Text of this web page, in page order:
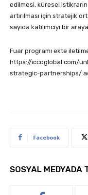
edilmesi, küresel
artırılması için stratejik
sayıda katılımcıyı bir
Fuar programı ekte
https://iccdglobal.com/
strategic-partnerships/
Facebook
SOSYAL MEDYADA